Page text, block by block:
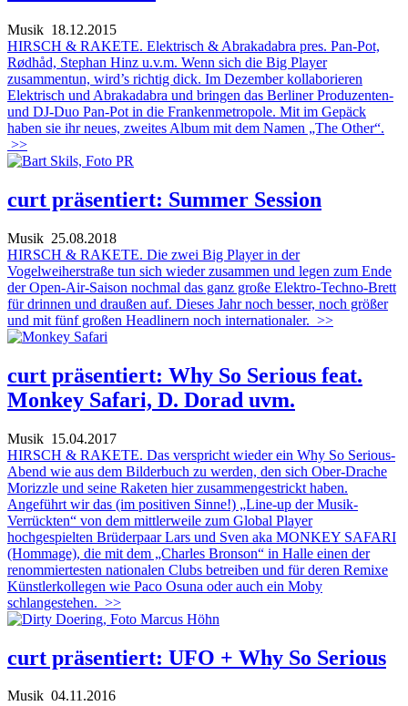
Musik 18.12.2015
HIRSCH & RAKETE. Elektrisch & Abrakadabra pres. Pan-Pot,
Rødhåd, Stephan Hinz u.v.m. Wenn sich die Big Player
zusammentun, wird’s richtig dick. Im Dezember kollaborieren
Elektrisch und Abrakadabra und bringen das Berliner Produzenten-
und DJ-Duo Pan-Pot in die Frankenmetropole. Mit im Gepäck
haben sie ihr neues, zweites Album mit dem Namen „The Other“.
>>
curt präsentiert: Summer Session
Musik 25.08.2018
HIRSCH & RAKETE. Die zwei Big Player in der
Vogelweiherstraße tun sich wieder zusammen und legen zum Ende
der Open-Air-Saison nochmal das ganz große Elektro-Techno-Brett
für drinnen und draußen auf. Dieses Jahr noch besser, noch größer
und mit fünf großen Headlinern noch internationaler. >>
curt präsentiert: Why So Serious feat.
Monkey Safari, D. Dorad uvm.
Musik 15.04.2017
HIRSCH & RAKETE. Das verspricht wieder ein Why So Serious-
Abend wie aus dem Bilderbuch zu werden, den sich Ober-Drache
Morizzle und seine Raketen hier zusammengestrickt haben.
Angeführt wir das (im positiven Sinne!) „Line-up der Musik-
Verrückten“ von dem mittlerweile zum Global Player
hochgespielten Brüderpaar Lars und Sven aka MONKEY SAFARI
(Hommage), die mit dem „Charles Bronson“ in Halle einen der
renommiertesten nationalen Clubs betreiben und für deren Remixe
Künstlerkollegen wie Paco Osuna oder auch ein Moby
schlangestehen. >>
curt präsentiert: UFO + Why So Serious
Musik 04.11.2016